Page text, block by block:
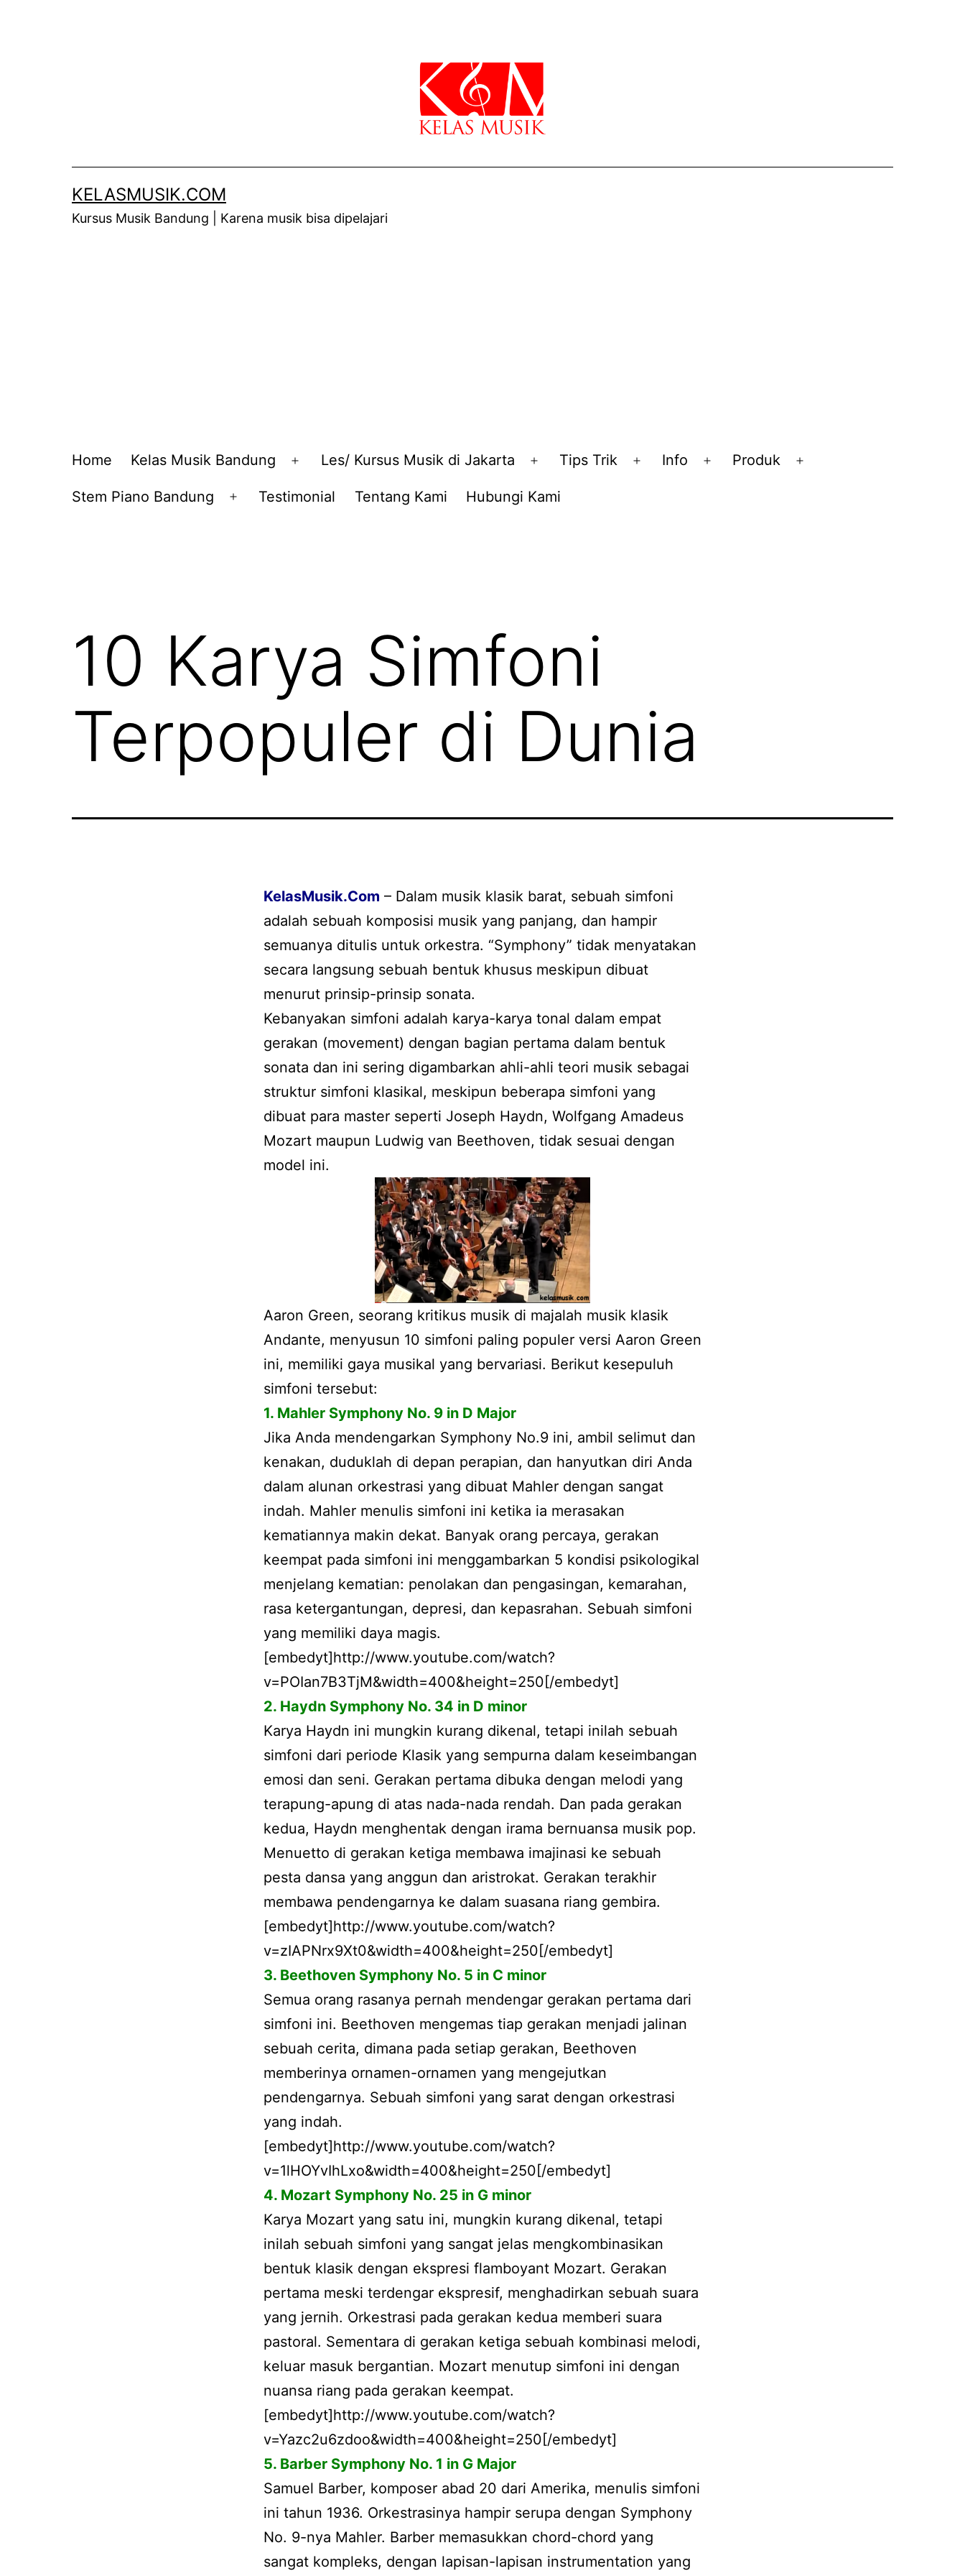
KELASMUSIK.COM
Kursus Musik Bandung | Karena musik bisa dipelajari
Home Kelas Musik Bandung
Open
menu
Les/ Kursus Musik di Jakarta
Open
menu
Tips Trik
Open
Info
Open
Produk
Stem Piano Bandung
Open
Testimonial Tentang Kami Hubungi Kami
10 Karya Simfoni
Terpopuler di Dunia
KelasMusik.Com – Dalam musik klasik barat, sebuah simfoni
adalah sebuah komposisi musik yang panjang, dan hampir
semuanya ditulis untuk orkestra. “Symphony” tidak menyatakan
secara langsung sebuah bentuk khusus meskipun dibuat
menurut prinsip-prinsip sonata.
Kebanyakan simfoni adalah karya-karya tonal dalam empat
gerakan (movement) dengan bagian pertama dalam bentuk
sonata dan ini sering digambarkan ahli-ahli teori musik sebagai
struktur simfoni klasikal, meskipun beberapa simfoni yang
dibuat para master seperti Joseph Haydn, Wolfgang Amadeus
Mozart maupun Ludwig van Beethoven, tidak sesuai dengan
model ini.
Aaron Green, seorang kritikus musik di majalah musik klasik
Andante, menyusun 10 simfoni paling populer versi Aaron Green
ini, memiliki gaya musikal yang bervariasi. Berikut kesepuluh
simfoni tersebut:
1. Mahler Symphony No. 9 in D Major
Jika Anda mendengarkan Symphony No.9 ini, ambil selimut dan
kenakan, duduklah di depan perapian, dan hanyutkan diri Anda
dalam alunan orkestrasi yang dibuat Mahler dengan sangat
indah. Mahler menulis simfoni ini ketika ia merasakan
kematiannya makin dekat. Banyak orang percaya, gerakan
keempat pada simfoni ini menggambarkan 5 kondisi psikologikal
menjelang kematian: penolakan dan pengasingan, kemarahan,
rasa ketergantungan, depresi, dan kepasrahan. Sebuah simfoni
yang memiliki daya magis.
[embedyt]http://www.youtube.com/watch?
v=POIan7B3TjM&width=400&height=250[/embedyt]
2. Haydn Symphony No. 34 in D minor
Karya Haydn ini mungkin kurang dikenal, tetapi inilah sebuah
simfoni dari periode Klasik yang sempurna dalam keseimbangan
emosi dan seni. Gerakan pertama dibuka dengan melodi yang
terapung-apung di atas nada-nada rendah. Dan pada gerakan
kedua, Haydn menghentak dengan irama bernuansa musik pop.
Menuetto di gerakan ketiga membawa imajinasi ke sebuah
pesta dansa yang anggun dan aristrokat. Gerakan terakhir
membawa pendengarnya ke dalam suasana riang gembira.
[embedyt]http://www.youtube.com/watch?
v=zIAPNrx9Xt0&width=400&height=250[/embedyt]
3. Beethoven Symphony No. 5 in C minor
Semua orang rasanya pernah mendengar gerakan pertama dari
simfoni ini. Beethoven mengemas tiap gerakan menjadi jalinan
sebuah cerita, dimana pada setiap gerakan, Beethoven
memberinya ornamen-ornamen yang mengejutkan
pendengarnya. Sebuah simfoni yang sarat dengan orkestrasi
yang indah.
[embedyt]http://www.youtube.com/watch?
v=1lHOYvIhLxo&width=400&height=250[/embedyt]
4. Mozart Symphony No. 25 in G minor
Karya Mozart yang satu ini, mungkin kurang dikenal, tetapi
inilah sebuah simfoni yang sangat jelas mengkombinasikan
bentuk klasik dengan ekspresi flamboyant Mozart. Gerakan
pertama meski terdengar ekspresif, menghadirkan sebuah suara
yang jernih. Orkestrasi pada gerakan kedua memberi suara
pastoral. Sementara di gerakan ketiga sebuah kombinasi melodi,
keluar masuk bergantian. Mozart menutup simfoni ini dengan
nuansa riang pada gerakan keempat.
[embedyt]http://www.youtube.com/watch?
v=Yazc2u6zdoo&width=400&height=250[/embedyt]
5. Barber Symphony No. 1 in G Major
Samuel Barber, komposer abad 20 dari Amerika, menulis simfoni
ini tahun 1936. Orkestrasinya hampir serupa dengan Symphony
No. 9-nya Mahler. Barber memasukkan chord-chord yang
sangat kompleks, dengan lapisan-lapisan instrumentation yang